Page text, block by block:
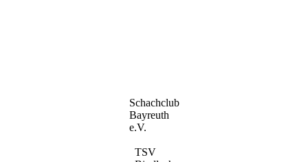
Schachclub
Bayreuth
e.V.
TSV